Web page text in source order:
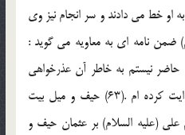
او خط مي دادند و سر انجام نيز وي
ضمن نامه اي به معاويه مي گويد :
حاضر نيستم به خاطر آن عذرخواهي
كنم . من همواره وي را ارشاد و هدايت كرده ام .(63) حيف و ميل بيت
علي (علیه السلام) بر عثمان حيف و